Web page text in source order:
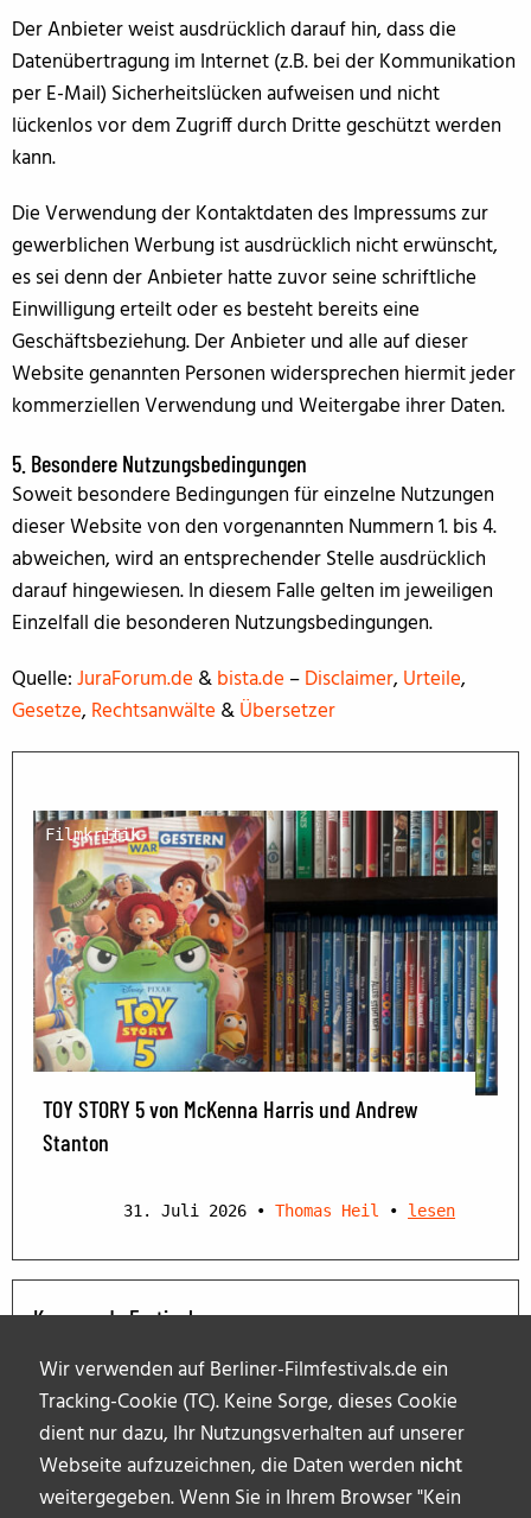
Wir verwenden auf Berliner-Filmfestivals.de ein
Tracking-Cookie (TC). Keine Sorge, dieses Cookie
dient nur dazu, Ihr Nutzungsverhalten auf unserer
Webseite aufzuzeichnen, die Daten werden nicht
weitergegeben. Wenn Sie in Ihrem Browser "Kein
Der Anbieter weist ausdrücklich darauf hin, dass die
Datenübertragung im Internet (z.B. bei der Kommunikation
per E-Mail) Sicherheitslücken aufweisen und nicht
lückenlos vor dem Zugriff durch Dritte geschützt werden
kann.
Die Verwendung der Kontaktdaten des Impressums zur
gewerblichen Werbung ist ausdrücklich nicht erwünscht,
es sei denn der Anbieter hatte zuvor seine schriftliche
Einwilligung erteilt oder es besteht bereits eine
Geschäftsbeziehung. Der Anbieter und alle auf dieser
Website genannten Personen widersprechen hiermit jeder
kommerziellen Verwendung und Weitergabe ihrer Daten.
5. Besondere Nutzungsbedingungen
Soweit besondere Bedingungen für einzelne Nutzungen
dieser Website von den vorgenannten Nummern 1. bis 4.
abweichen, wird an entsprechender Stelle ausdrücklich
darauf hingewiesen. In diesem Falle gelten im jeweiligen
Einzelfall die besonderen Nutzungsbedingungen.
Quelle:JuraForum.de &bista.de –Disclaimer, Urteile,
Gesetze, Rechtsanwälte &Übersetzer
Filmkritik
TOY STORY 5 von McKenna Harris und Andrew
Stanton
31. Juli 2026 • Thomas Heil • lesen
Kommende Festivals